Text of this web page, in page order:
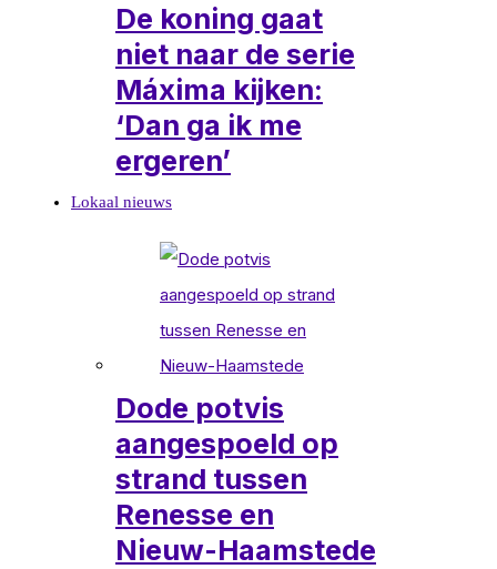
De koning gaat
niet naar de serie
Máxima kijken:
‘Dan ga ik me
ergeren’
Lokaal nieuws
Dode potvis
aangespoeld op
strand tussen
Renesse en
Nieuw-Haamstede